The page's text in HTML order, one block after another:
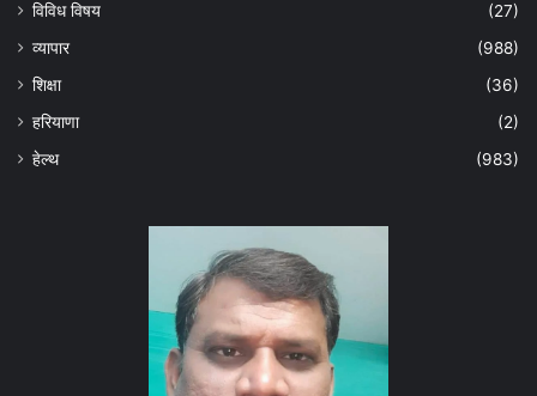
विविध विषय
(27)
व्यापार
(988)
शिक्षा
(36)
हरियाणा
(2)
हेल्‍थ
(983)